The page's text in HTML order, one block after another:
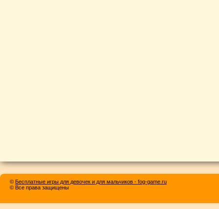
© Бесплатные игры для девочек и для мальчиков - fog-game.ru
© Все права защищены